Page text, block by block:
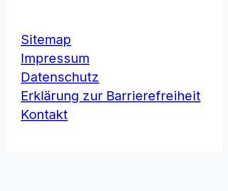
Sitemap
Impressum
Datenschutz
Erklärung zur Barrierefreiheit
Kontakt